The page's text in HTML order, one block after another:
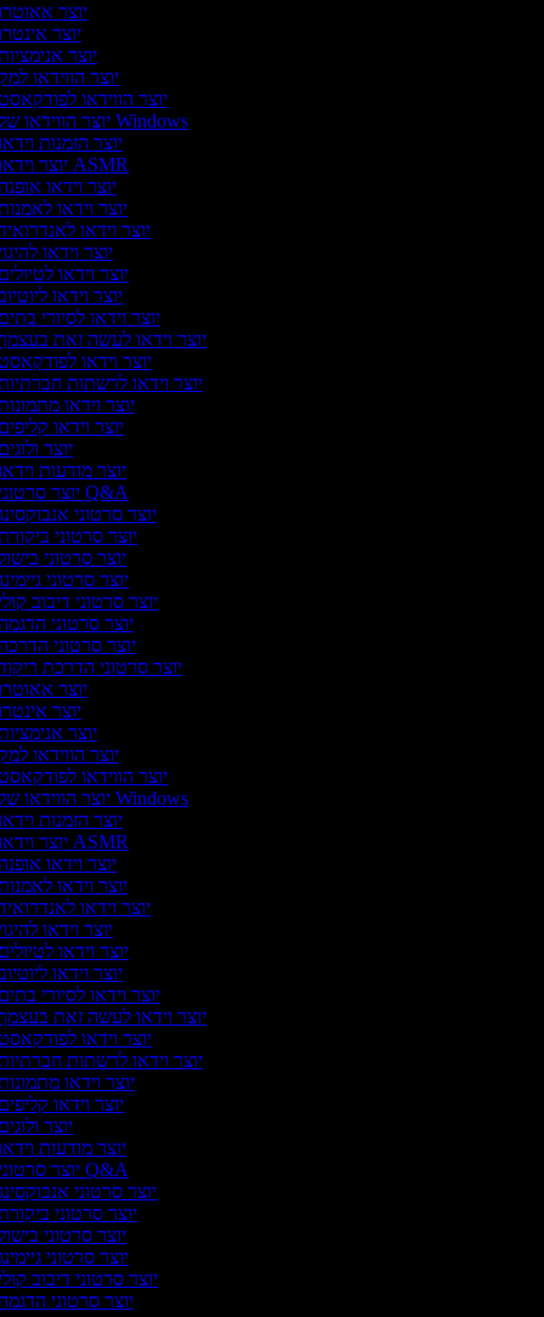
יוצר
יוצר
יוצר
יוצר הווידאו
יוצר הווידאו
יוצר הווידאו של Windows
יוצר הזמנות
יוצר וידאו ASMR
יוצר וידאו
יוצר וידאו
יוצר וידאו
יוצר וידאו
יוצר וידאו
יוצר וידאו
יוצר וידאו לסיורי
יוצר וידאו לעשה זאת
יוצר וידאו
יוצר וידאו לרשתות
יוצר וידאו
יוצר וידאו
יוצר
יוצר מודעות
יוצר סרטוני Q&A
יוצר סרטוני
יוצר סרטוני
יוצר סרטוני
יוצר סרטוני
יוצר סרטוני דיבוב
יוצר סרטוני
יוצר סרטוני
יוצר סרטוני הדרכת
יוצר
יוצר
יוצר
יוצר הווידאו
יוצר הווידאו
יוצר הווידאו של Windows
יוצר הזמנות
יוצר וידאו ASMR
יוצר וידאו
יוצר וידאו
יוצר וידאו
יוצר וידאו
יוצר וידאו
יוצר וידאו
יוצר וידאו לסיורי
יוצר וידאו לעשה זאת
יוצר וידאו
יוצר וידאו לרשתות
יוצר וידאו
יוצר וידאו
יוצר
יוצר מודעות
יוצר סרטוני Q&A
יוצר סרטוני
יוצר סרטוני
יוצר סרטוני
יוצר סרטוני
יוצר סרטוני דיבוב
יוצר סרטוני